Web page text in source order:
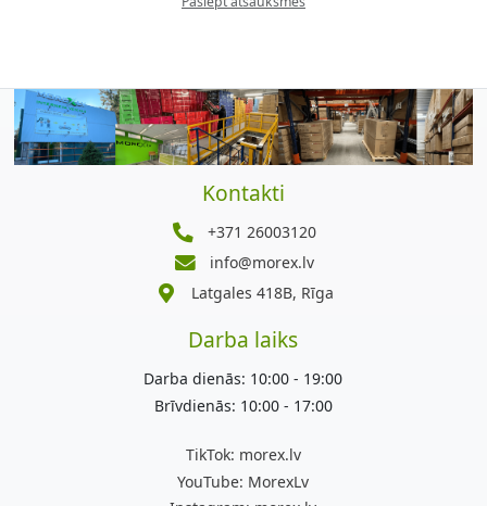
Kontakti
+371 26003120
info@morex.lv
Latgales 418B, Rīga
Darba laiks
Darba dienās: 10:00 - 19:00
Brīvdienās: 10:00 - 17:00
TikTok: morex.lv
YouTube: MorexLv